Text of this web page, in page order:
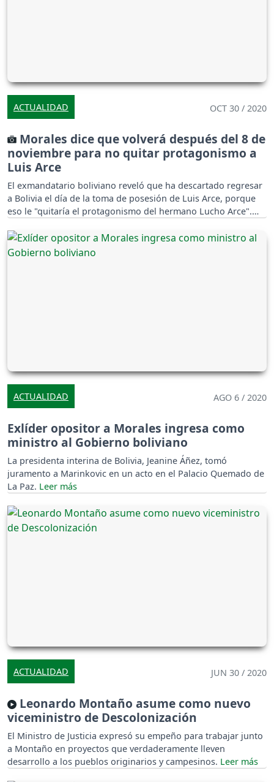
ACTUALIDAD OCT 30 / 2020
Morales dice que volverá después del 8 de
noviembre para no quitar protagonismo a
Luis Arce
El exmandatario boliviano reveló que ha descartado regresar
a Bolivia el día de la toma de posesión de Luis Arce, porque
eso le "quitaría el protagonismo del hermano Lucho Arce".
ACTUALIDAD AGO 6 / 2020
Exlíder opositor a Morales ingresa como
ministro al Gobierno boliviano
La presidenta interina de Bolivia, Jeanine Áñez, tomó
juramento a Marinkovic en un acto en el Palacio Quemado de
La Paz.
ACTUALIDAD JUN 30 / 2020
Leonardo Montaño asume como nuevo
viceministro de Descolonización
El Ministro de Justicia expresó su empeño para trabajar junto
a Montaño en proyectos que verdaderamente lleven
desarrollo a los pueblos originarios y campesinos.